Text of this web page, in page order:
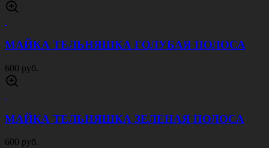
МАЙКА ТЕЛЬНЯШКА ГОЛУБАЯ ПОЛОСА
600 руб.
МАЙКА ТЕЛЬНЯШКА ЗЕЛЕНАЯ ПОЛОСА
600 руб.